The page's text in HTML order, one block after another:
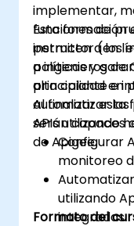
implementar,
funciones de
permiten a los
políticas y
alta calidad en
Esta formación
instructor (en
a ingenieros de
principiante e
automatizar las
APIs utilizando
de Apigee.
Al finalizar esta
serán capaces
Configurar
monitoreo
utilizando
integradas.
Formato del